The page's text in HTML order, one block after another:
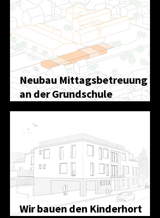
Neubau Mittagsbetreuung
an der Grundschule
Diepersdorf
Wir bauen den Kinderhort